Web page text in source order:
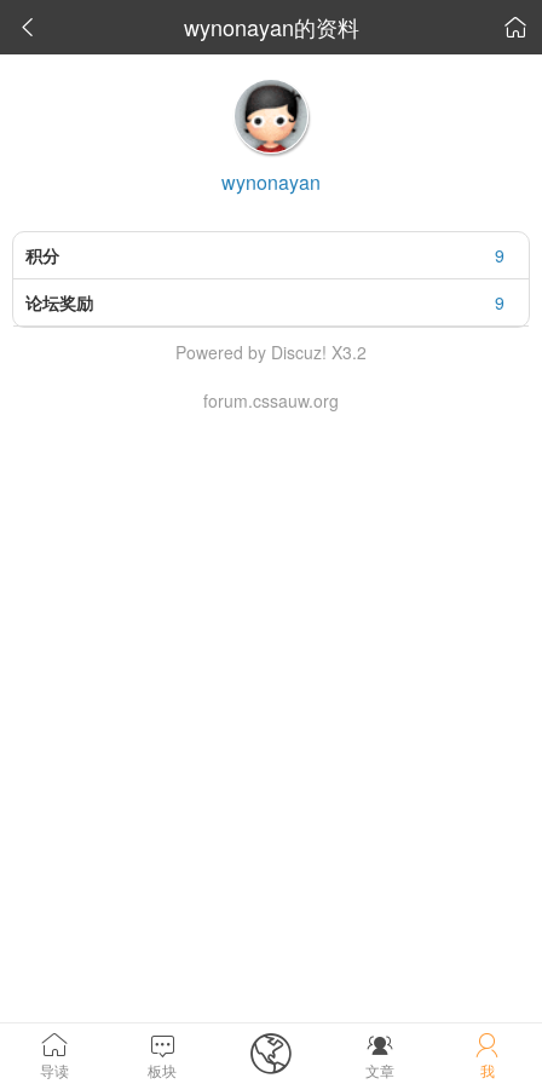
 wynonayan的资料 
wynonayan
9
积分
9
论坛奖励

导读

板块  
文章

我
Powered by Discuz! X3.2
forum.cssauw.org